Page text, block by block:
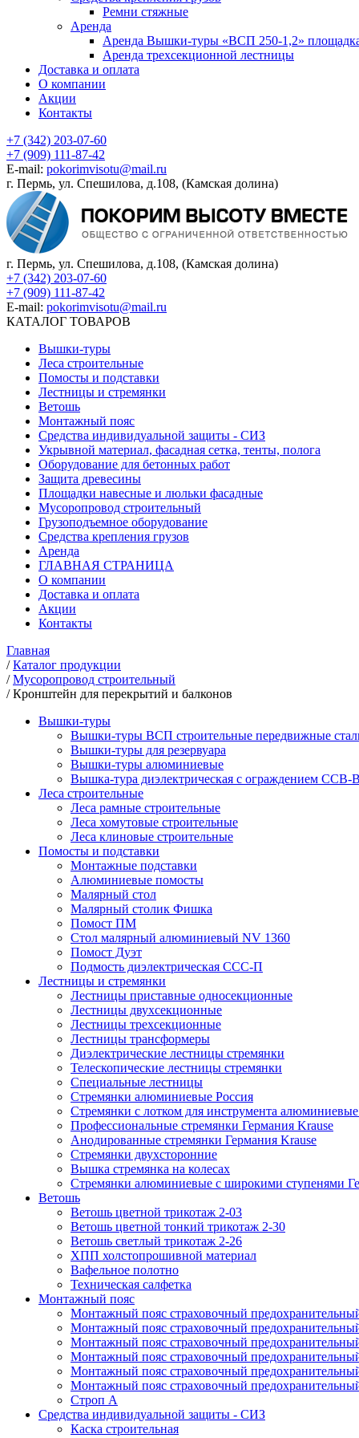
Ремни стяжные
Аренда
Аренда Вышки-туры «ВСП 250-1,2»
Аренда трехсекционной лестницы
Доставка и оплата
О компании
Акции
Контакты
+7 (342) 203-07-60
+7 (909) 111-87-42
E-mail: pokorimvisotu@mail.ru
г. Пермь, ул. Спешилова, д.108, (Камская долина)
г. Пермь, ул. Спешилова, д.108, (Камская долина)
+7 (342) 203-07-60
+7 (909) 111-87-42
E-mail: pokorimvisotu@mail.ru
КАТАЛОГ ТОВАРОВ
Вышки-туры
Леса строительные
Помосты и подставки
Лестницы и стремянки
Ветошь
Монтажный пояс
Средства индивидуальной защиты - СИЗ
Укрывной материал, фасадная сетка, тенты, полога
Оборудование для бетонных работ
Защита древесины
Площадки навесные и люльки фасадные
Мусоропровод строительный
Грузоподъемное оборудование
Средства крепления грузов
Аренда
ГЛАВНАЯ СТРАНИЦА
О компании
Доставка и оплата
Акции
Контакты
Главная
/Каталог продукции
/Мусоропровод строительный
/Кронштейн для перекрытий и балконов
Вышки-туры
Вышки-туры ВСП строительные передвижные
Вышки-туры для резервуара
Вышки-туры алюминиевые
Вышка-тура диэлектрическая с ограждением ССВ-В
Леса строительные
Леса рамные строительные
Леса хомутовые строительные
Леса клиновые строительные
Помосты и подставки
Монтажные подставки
Алюминиевые помосты
Малярный стол
Малярный столик Фишка
Помост ПМ
Стол малярный алюминиевый NV 1360
Помост Дуэт
Подмость диэлектрическая ССС-П
Лестницы и стремянки
Лестницы приставные односекционные
Лестницы двухсекционные
Лестницы трехсекционные
Лестницы трансформеры
Диэлектрические лестницы стремянки
Телескопические лестницы стремянки
Специальные лестницы
Стремянки алюминиевые Россия
Стремянки c лотком для инструмента
Профессиональные стремянки Германия Krause
Анодированные стремянки Германия Krause
Стремянки двухсторонние
Вышка стремянка на колесах
Стремянки алюминиевые c широкими ступенями
Ветошь
Ветошь цветной трикотаж 2-03
Ветошь цветной тонкий трикотаж 2-30
Ветошь светлый трикотаж 2-26
ХПП холстопрошивной материал
Вафельное полотно
Техническая салфетка
Монтажный пояс
Монтажный пояс страховочный
Монтажный пояс страховочный
Монтажный пояс страховочный
Монтажный пояс страховочный
Монтажный пояс страховочный
Монтажный пояс страховочный
Строп А
Средства индивидуальной защиты - СИЗ
Каска строительная